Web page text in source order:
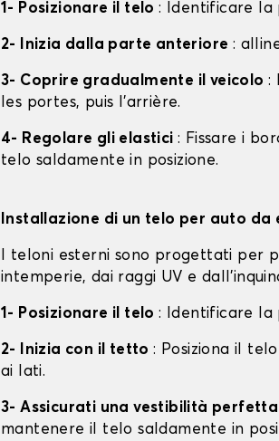
1- Posizionare il telo: Identificare la
2- Inizia dalla parte anteriore :
3- Coprire gradualmente il veicolo :
les portes, puis l'arrière.
4- Regolare gli elastici : Fissare i
telo saldamente in posizione.
Installazione di un telo per auto da
I teloni esterni sono progettati per
intemperie, dai raggi UV e
1- Posizionare il telo: Identificare
2- Inizia con il tetto: Posiziona il
ai lati.
3- Assicurati una vestibilità perfetta
mantenere il telo saldamente in